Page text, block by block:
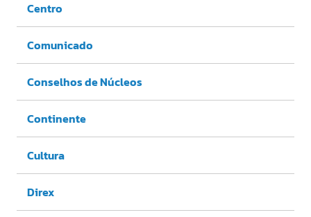
Centro
Comunicado
Conselhos de Núcleos
Continente
Cultura
Direx